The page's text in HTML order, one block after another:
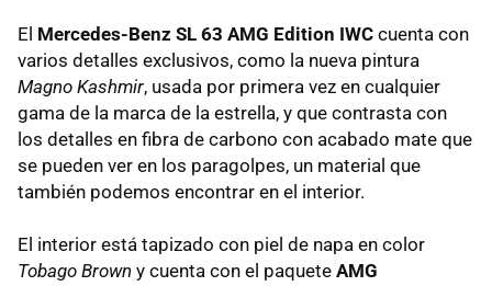
El Mercedes-Benz SL 63 AMG Edition IWC cuenta con
varios detalles exclusivos, como la nueva pintura
Magno Kashmir, usada por primera vez en cualquier
gama de la marca de la estrella, y que contrasta con
los detalles en fibra de carbono con acabado mate que
se pueden ver en los paragolpes, un material que
también podemos encontrar en el interior.
El interior está tapizado con piel de napa en color
Tobago Brown y cuenta con el paquete AMG